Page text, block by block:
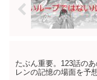
たぶん重要。123話の
レンの記憶の場面を予